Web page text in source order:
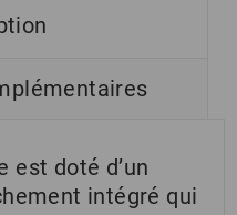
est doté d’un
intégré qui